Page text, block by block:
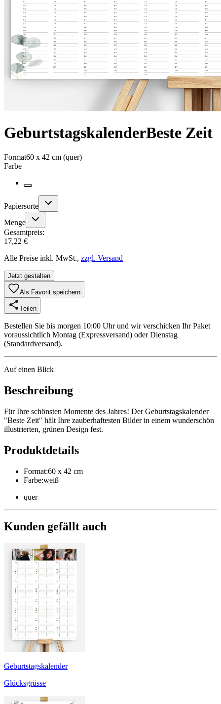
GeburtstagskalenderBeste Zeit
Format60 x 42 cm (quer)
Farbe
Papiersorte
Menge
Gesamtpreis:
17,22 €
Alle Preise inkl. MwSt., zzgl. Versand
Jetzt gestalten
Als Favorit speichern
Teilen
Bestellen Sie bis morgen 10:00 Uhr und wir verschicken Ihr Paket
voraussichtlich Montag (Expressversand) oder Dienstag
(Standardversand).
Auf einen Blick
Beschreibung
Für Ihre schönsten Momente des Jahres! Der Geburtstagskalender
"Beste Zeit" hält Ihre zauberhaftesten Bilder in einem wunderschön
illustrierten, grünen Design fest.
Produktdetails
Format:60 x 42 cm
Farbe:weiß
quer
Kunden gefällt auch
Geburtstagskalender
Glücksgrüsse